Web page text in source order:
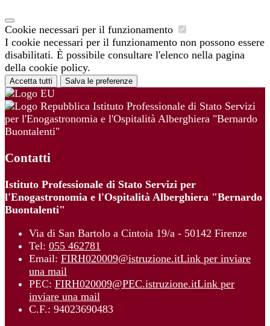
Cookie necessari per il funzionamento
I cookie necessari per il funzionamento non possono essere
disabilitati. È possibile consultare l'elenco nella pagina
della cookie policy.
Accetta tutti Salva le preferenze
Istituto Professionale di Stato Servizi
per l'Enogastronomia e l'Ospitalità Alberghiera "Bernardo
Buontalenti"
Contatti
Istituto Professionale di Stato Servizi per
l'Enogastronomia e l'Ospitalità Alberghiera "Bernardo
Buontalenti"
Via di San Bartolo a Cintoia 19/a - 50142 Firenze
Tel: 055 462781
Email: FIRH020009@istruzione.itLink per inviare
una mail
PEC: FIRH020009@PEC.istruzione.itLink per
inviare una mail
C.F.: 94023690483